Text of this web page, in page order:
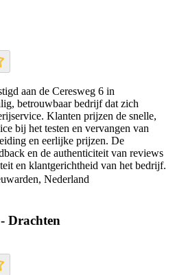
aan de Ceresweg 6 in
betrouwbaar bedrijf dat zich
Klanten prijzen de snelle,
bij het testen en vervangen van
en eerlijke prijzen. De
en de authenticiteit van reviews
en klantgerichtheid van het bedrijf.
Nederland
Drachten